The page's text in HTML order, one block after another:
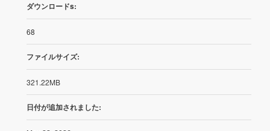
ダウンロードs:
68
ファイルサイズ:
321.22MB
日付が追加されました: